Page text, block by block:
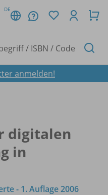
DE
anmelden!
digitalen
in
- 1. Auflage 2006